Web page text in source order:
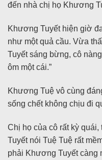
đến nhà chị họ Khương
Khương Tuyết hiện giờ
như một quả cầu. Vừa
Tuyết sáng bừng, cô
ôm một cái.”
Khương Tuệ vô cùng
sống chết không chịu đi
Chị họ của cô rất kỳ
Tuyết nói Tuệ Tuệ rất
phải Khương Tuyết càng